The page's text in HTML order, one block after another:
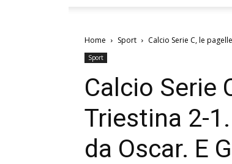
Home Sport Calcio Serie C, le
Sport
Calcio Serie
Triestina 2-
da Oscar. E